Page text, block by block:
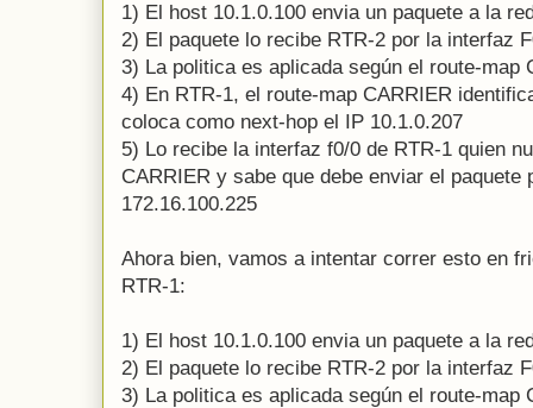
1) El host 10.1.0.100 envia un paquete a la
2) El paquete lo recibe RTR-2 por la interfaz
3) La politica es aplicada según el route-map
4) En RTR-1, el route-map CARRIER
coloca como next-hop el IP 10.1.0.207
5) Lo recibe la interfaz f0/0 de RTR-1 quien
CARRIER y sabe que debe enviar el
172.16.100.225
Ahora bien, vamos a intentar correr esto en
RTR-1:
1) El host 10.1.0.100 envia un paquete a la
2) El paquete lo recibe RTR-2 por la interfaz
3) La politica es aplicada según el route-map